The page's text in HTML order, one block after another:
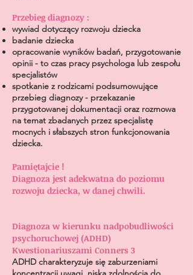
Przebieg diagnozy :
wywiad dotyczący rozwoju dziecka
badanie dziecka
opracowanie wyników badań, przygotowanie
opinii - to czas pracy psychologa lub zespołu
specjalistów
spotkanie z rodzicami podsumowujące
przebieg diagnozy - przekazanie
przygotowanej dokumentacji oraz rozmowa
na temat zbadanych przez specjalistę
mocnych i słabszych stron funkcjonowania
dziecka.
Pamiętajcie !
Diagnoza jest adekwatna do poziomu
rozwoju dziecka, w danej chwili.
Diagnoza w kierunku nadpobudliwości
psychoruchowej (ADHD)
Kwestionariuszami Conners 3
ADHD charakteryzuje się zaburzeniami